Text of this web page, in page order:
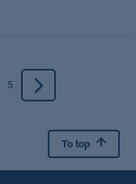
5
To top